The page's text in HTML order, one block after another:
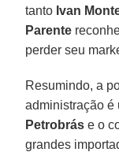
tanto Ivan
Parente
perder seu
Resumindo, a
administração é
Petrobrás e o
grandes